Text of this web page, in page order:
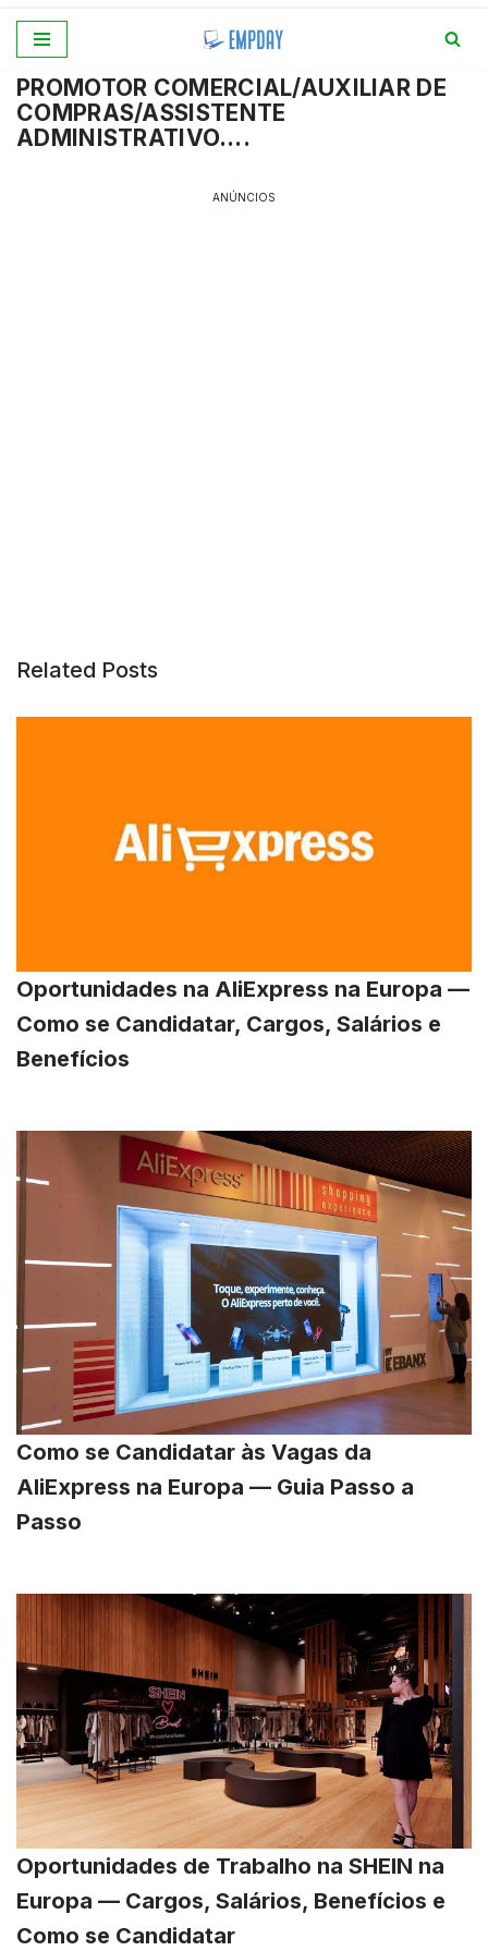
para
o
conteúdo
PROMOTOR COMERCIAL/AUXILIAR DE
COMPRAS/ASSISTENTE
ADMINISTRATIVO….
ANÚNCIOS
Related Posts
Oportunidades na AliExpress na Europa —
Como se Candidatar, Cargos, Salários e
Benefícios
Como se Candidatar às Vagas da
AliExpress na Europa — Guia Passo a
Passo
Oportunidades de Trabalho na SHEIN na
Europa — Cargos, Salários, Benefícios e
Como se Candidatar